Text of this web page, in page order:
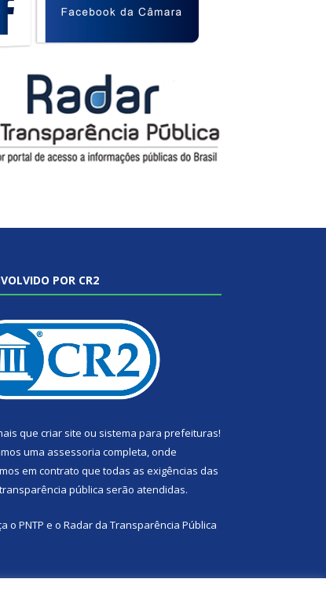
POR CR2
que criar site ou sistema para prefeituras!
uma assessoria completa, onde
em contrato que todas as exigências das
pública serão atendidas.
o PNTP e o Radar da Transparência Pública